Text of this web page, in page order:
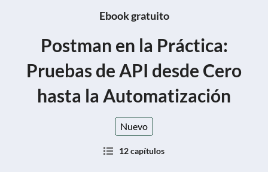
Ebook gratuito
Postman en la Práctica:
Pruebas de API desde Cero
hasta la Automatización
Nuevo
12 capítulos